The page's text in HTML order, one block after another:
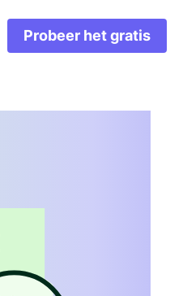
Probeer het gratis